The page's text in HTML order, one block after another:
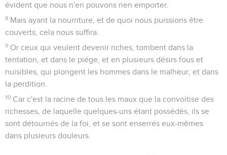
évident que nous n'en pouvons rien emporter.
8 Mais ayant la nourriture, et de quoi nous puissions être
couverts, cela nous suffira.
9 Or ceux qui veulent devenir riches, tombent dans la
tentation, et dans le piége, et en plusieurs désirs fous et
nuisibles, qui plongent les hommes dans le malheur, et dans
la perdition.
10 Car c'est la racine de tous les maux que la convoitise des
richesses, de laquelle quelques-uns étant possédés, ils se
sont détournés de la foi, et se sont enserrés eux-mêmes
dans plusieurs douleurs.